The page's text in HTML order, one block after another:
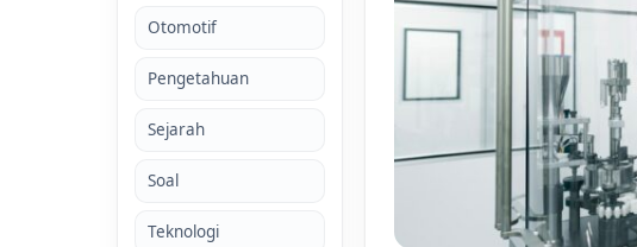
Otomotif
Pengetahuan
Sejarah
Soal
Teknologi